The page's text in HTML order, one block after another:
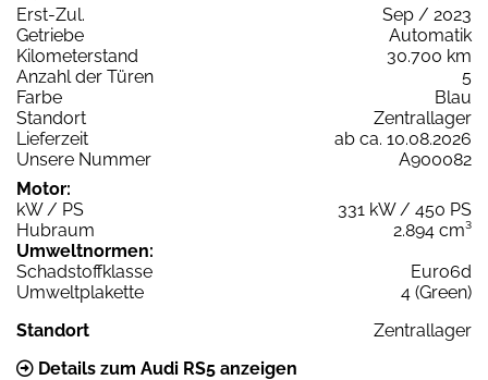
Erst-Zul.
Sep / 2023
Getriebe
Automatik
Kilometerstand
30.700 km
Anzahl der Türen
5
Farbe
Blau
Standort
Zentrallager
Lieferzeit
ab ca. 10.08.2026
Unsere Nummer
A900082
Motor:
kW / PS
331 kW / 450 PS
Hubraum
2.894 cm³
Umweltnormen:
Schadstoffklasse
Euro6d
Umweltplakette
4 (Green)
Standort
Zentrallager
Details zum Audi RS5 anzeigen